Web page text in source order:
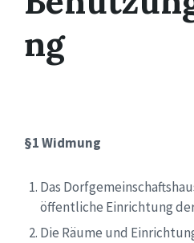
ng
§1 Widmung
Das
öffentliche Einrichtung
Die Räume und